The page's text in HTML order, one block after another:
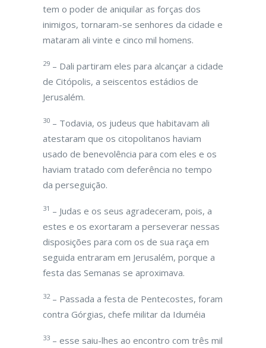
tem o poder de aniquilar as forças dos
inimigos, tornaram-se senhores da cidade e
mataram ali vinte e cinco mil homens.
29 – Dali partiram eles para alcançar a cidade
de Citópolis, a seiscentos estádios de
Jerusalém.
30 – Todavia, os judeus que habitavam ali
atestaram que os citopolitanos haviam
usado de benevolência para com eles e os
haviam tratado com deferência no tempo
da perseguição.
31 – Judas e os seus agradeceram, pois, a
estes e os exortaram a perseverar nessas
disposições para com os de sua raça em
seguida entraram em Jerusalém, porque a
festa das Semanas se aproximava.
32– Passada a festa de Pentecostes, foram
contra Górgias, chefe militar da Iduméia
33 – esse saiu-lhes ao encontro com três mil